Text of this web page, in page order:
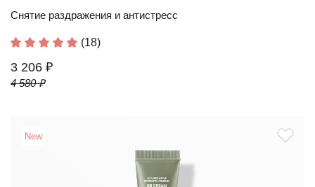
Снятие раздражения и антистресс
(18)
3 206 ₽
4 580 ₽
New